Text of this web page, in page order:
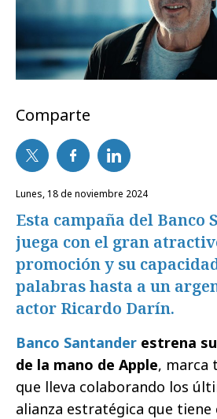
Comparte
lunes, 18 de noviembre 2024
Esta campaña del Banco
juega con el gran
promoción y su
palabras hasta a un
actor Ricardo Darín.
Banco Santander estrena
de la mano de Apple, marca
que lleva colaborando los
alianza estratégica que